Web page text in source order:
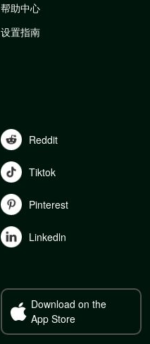
帮助中心
设置指南
Reddit
Tiktok
Pinterest
Linkedln
Download on the
App Store